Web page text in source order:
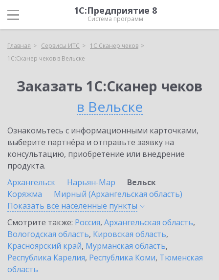
1С:Предприятие 8
Система программ
Главная Сервисы ИТС
1С:Сканер чеков
1С:Сканер чеков в Вельске
Заказать 1С:Сканер чеков
в Вельске
Ознакомьтесь с информационными карточками,
выберите партнёра и отправьте заявку на
консультацию, приобретение или внедрение
продукта.
Архангельск
Нарьян-Мар
Вельск
Коряжма
Мирный (Архангельская область)
Показать все населенные пункты
Смотрите также: Россия, Архангельская область,
Вологодская область, Кировская область,
Красноярский край, Мурманская область,
Республика Карелия, Республика Коми, Тюменская
область